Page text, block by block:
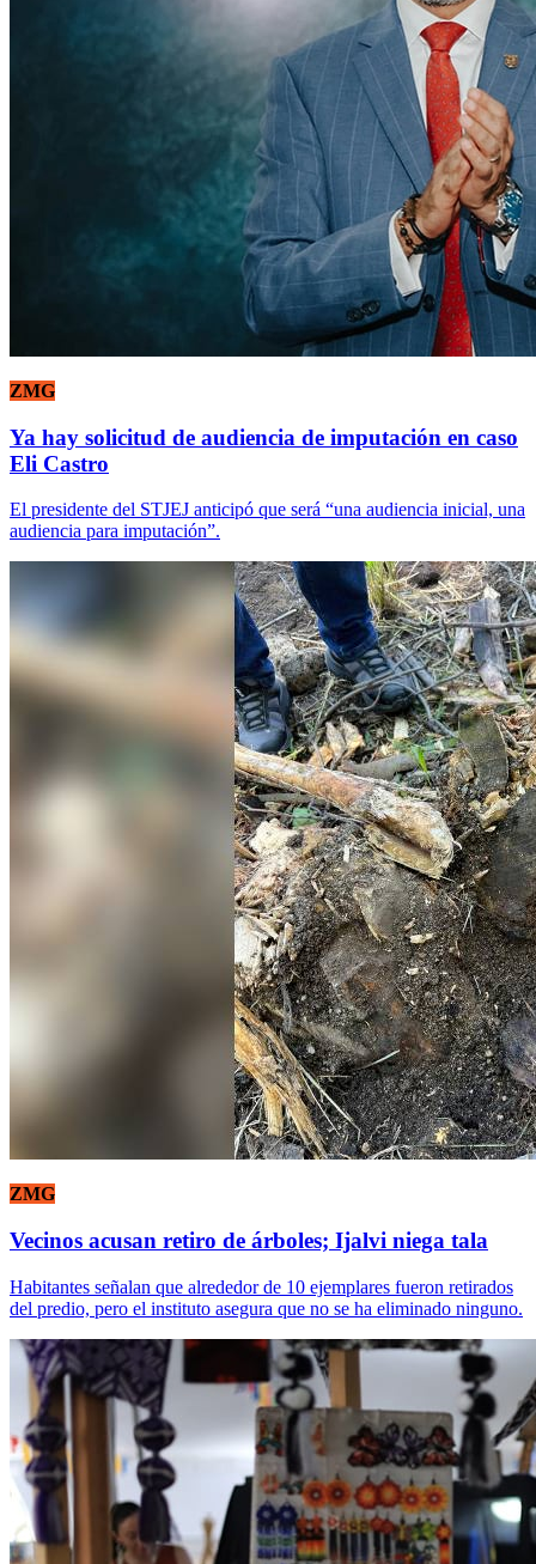
ZMG
Ya hay solicitud de audiencia de imputación en caso
Eli Castro
El presidente del STJEJ anticipó que será “una audiencia inicial, una
audiencia para imputación”.
ZMG
Vecinos acusan retiro de árboles; Ijalvi niega tala
Habitantes señalan que alrededor de 10 ejemplares fueron retirados
del predio, pero el instituto asegura que no se ha eliminado ninguno.